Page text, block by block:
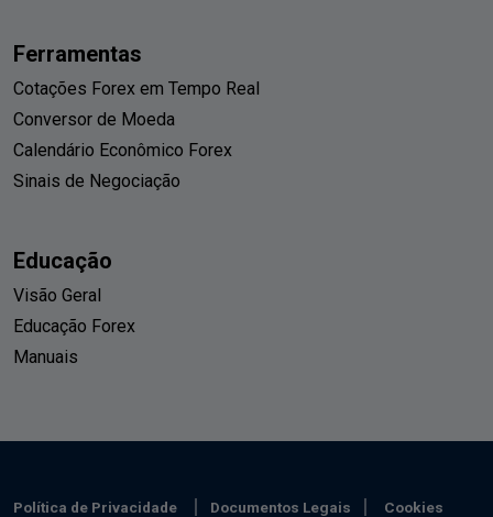
Ferramentas
Cotações Forex em Tempo Real
Conversor de Moeda
Calendário Econômico Forex
Sinais de Negociação
Educação
Visão Geral
Educação Forex
Manuais
Política de Privacidade Documentos Legais Cookies